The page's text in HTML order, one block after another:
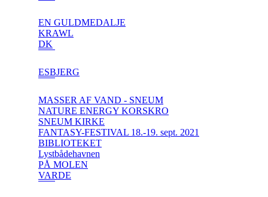
EN GULDMEDALJE
KRAWL
DK
ESBJERG
MASSER AF VAND - SNEUM
NATURE ENERGY KORSKRO
SNEUM KIRKE
FANTASY-FESTIVAL 18.-19. sept. 2021
BIBLIOTEKET
Lystbådehavnen
PÅ MOLEN
VARDE